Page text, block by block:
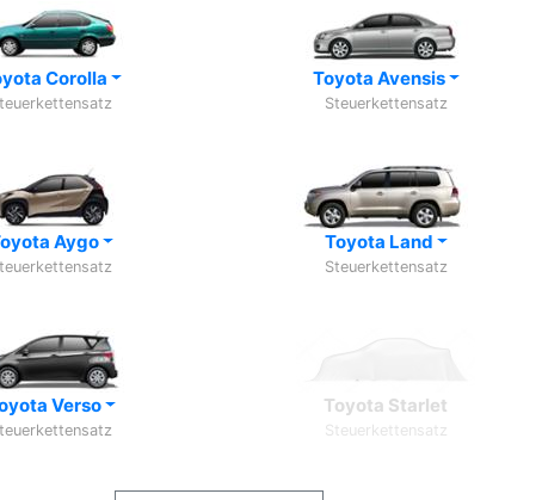
Corolla Toyota Avensis
Steuerkettensatz
Aygo Toyota Land
Steuerkettensatz
Verso Toyota Starlet
Steuerkettensatz